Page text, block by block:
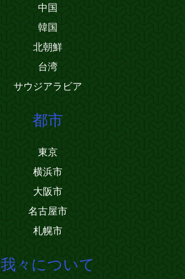
中国
韓国
北朝鮮
台湾
サウジアラビア
都市
東京
横浜市
大阪市
名古屋市
札幌市
我々について